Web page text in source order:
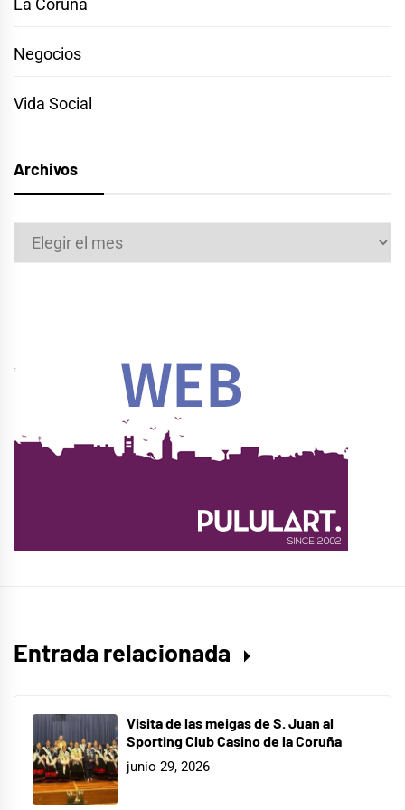
La Coruña
Negocios
Vida Social
Archivos
Archivos
Entrada relacionada
Visita de las meigas de S. Juan al
Sporting Club Casino de la Coruña
junio 29, 2026